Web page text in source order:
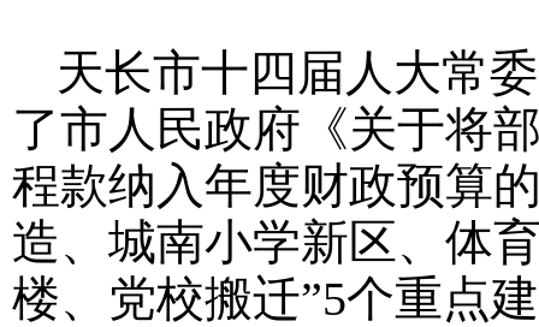
天长市十四届人大常
了市人民政府《关于将
程款纳入年度财政预算
造、城南小学新区、体
楼、党校搬迁”5个重点